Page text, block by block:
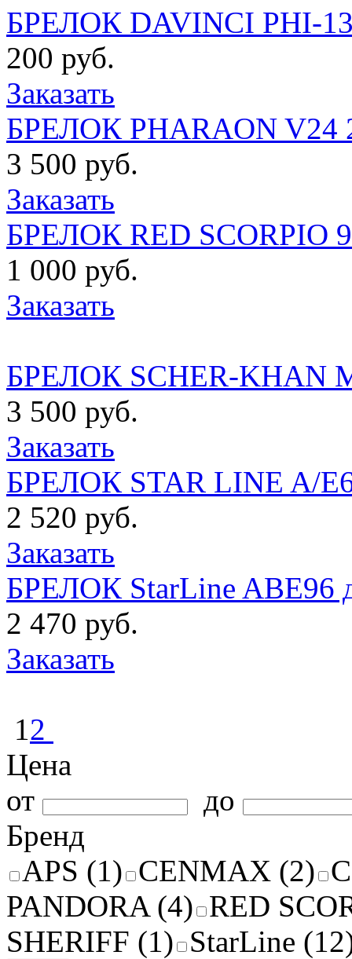
БРЕЛОК DAVINCI PHI-
200 руб.
Заказать
БРЕЛОК PHARAON V24
3 500 руб.
Заказать
БРЕЛОК RED SCORPIO
1 000 руб.
Заказать
БРЕЛОК SCHER-KHAN
3 500 руб.
Заказать
БРЕЛОК STAR LINE A/
2 520 руб.
Заказать
БРЕЛОК StarLine ABE96
2 470 руб.
Заказать
12
Цена
от
до
Бренд
APS (1) CENMAX (2)
PANDORA (4) RED
SHERIFF (1) StarLine